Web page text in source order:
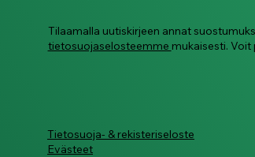
Tilaamalla uutiskirjeen annat
tietosuojaselosteemme mukaisesti.
Tietosuoja- & rekisteriseloste
Evästeet